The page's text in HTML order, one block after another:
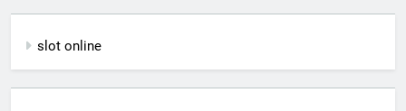
slot online